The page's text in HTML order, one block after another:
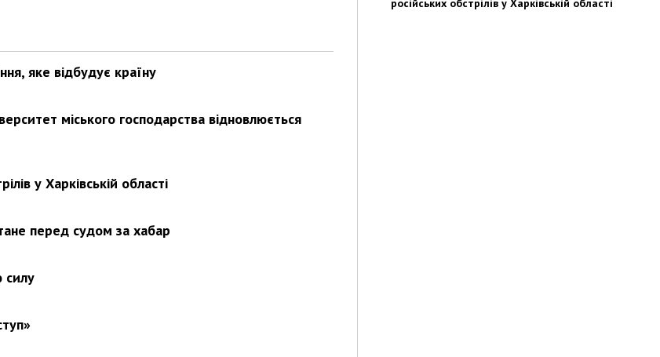
яке відбудує країну
міського господарства відновлюється
у Харківській області
перед судом за хабар
силу
російських обстрілів у Харківській області